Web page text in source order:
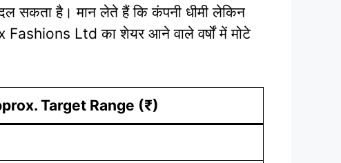
सकता है। मान लेते हैं कि कंपनी धीमी लेकिन
Fashions Ltd का शेयर आने वाले वर्षों में मोटे
Target Range (₹)